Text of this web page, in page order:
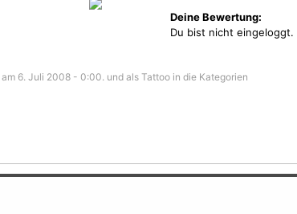
Deine Bewertung:
Du bist nicht eingeloggt.
am 6. Juli 2008 - 0:00. und als Tattoo in die Kategorien